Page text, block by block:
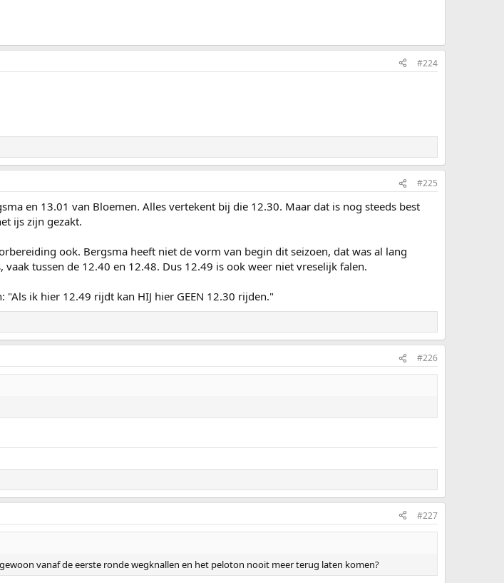
#224
#225
en 13.01 van Bloemen. Alles vertekent bij die 12.30. Maar dat is nog steeds best
ijs zijn gezakt.
ook. Bergsma heeft niet de vorm van begin dit seizoen, dat was al lang
tussen de 12.40 en 12.48. Dus 12.49 is ook weer niet vreselijk falen.
ik hier 12.49 rijdt kan HIJ hier GEEN 12.30 rijden."
#226
#227
vanaf de eerste ronde wegknallen en het peloton nooit meer terug laten komen?